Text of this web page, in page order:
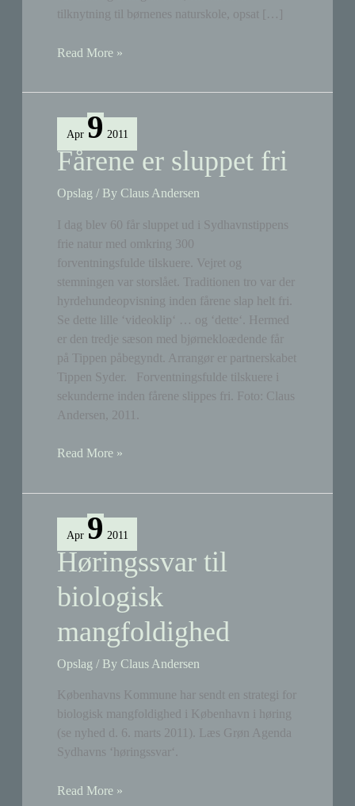
tilknytning til børnenes naturskole, opsat […]
Arbejdsdage
marts
april
Read More »
Apr 9 2011
Fårene er sluppet fri
Opslag / ByClaus Andersen
I dag blev 60 får sluppet ud i Sydhavnstippens
frie natur med omkring 300
forventningsfulde tilskuere. Vejret og
stemningen var storslået. Traditionen tro var der
hyrdehundeopvisning inden fårene slap helt fri.
Se dette lille ‘videoklip‘ … og ‘dette‘. Hermed
er den tredje sæson med bjørnekloædende får
på Tippen påbegyndt. Arrangør er partnerskabet
Tippen Syder. Forventningsfulde tilskuere i
sekunderne inden fårene slippes fri. Foto: Claus
Andersen, 2011.
Fårene
sluppet
Read More »
Apr 9 2011
Høringssvar til
biologisk
mangfoldighed
Opslag / ByClaus Andersen
Københavns Kommune har sendt en strategi for
biologisk mangfoldighed i København i høring
(se nyhed d. 6. marts 2011). Læs Grøn Agenda
Sydhavns ‘høringssvar‘.
Høringssvar
Read More »